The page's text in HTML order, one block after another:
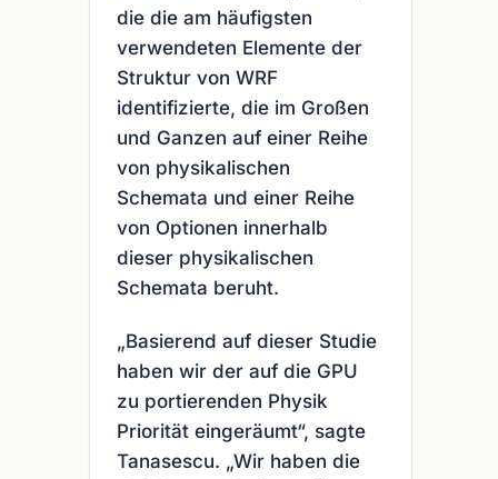
die die am häufigsten
verwendeten Elemente der
Struktur von WRF
identifizierte, die im Großen
und Ganzen auf einer Reihe
von physikalischen
Schemata und einer Reihe
von Optionen innerhalb
dieser physikalischen
Schemata beruht.
„Basierend auf dieser Studie
haben wir der auf die GPU
zu portierenden Physik
Priorität eingeräumt“, sagte
Tanasescu. „Wir haben die